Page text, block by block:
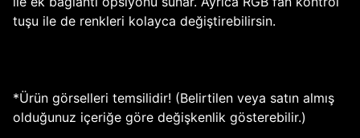
tuşu ile de renkleri kolayca değiştirebilirsin.
*Ürün görselleri temsilidir! (Belirtilen veya satın almış
olduğunuz içeriğe göre değişkenlik gösterebilir.)